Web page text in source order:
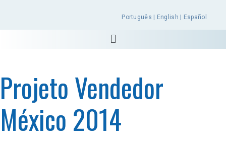
Português | English | Español
Projeto Vendedor
México 2014